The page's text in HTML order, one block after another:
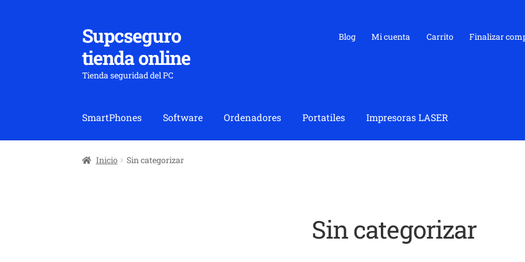
Ir
a
la
navegación
Ir
al
contenido
Supcseguro
tienda online
Tienda seguridad del PC
Blog Mi cuenta Carrito Finalizar
SmartPhones Software Ordenadores Portatiles Impresoras LASER
Inicio Sin categorizar
Sin categorizar